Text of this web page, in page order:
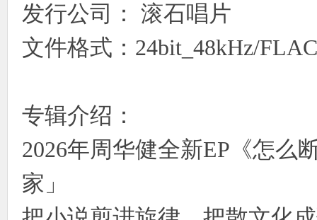
发行公司： 滚石唱片
文件格式：24bit_48kHz/FLAC
专辑介绍：
2026年周华健全新EP《怎么
家」